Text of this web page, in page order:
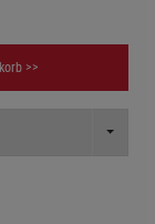
>>
Toggle